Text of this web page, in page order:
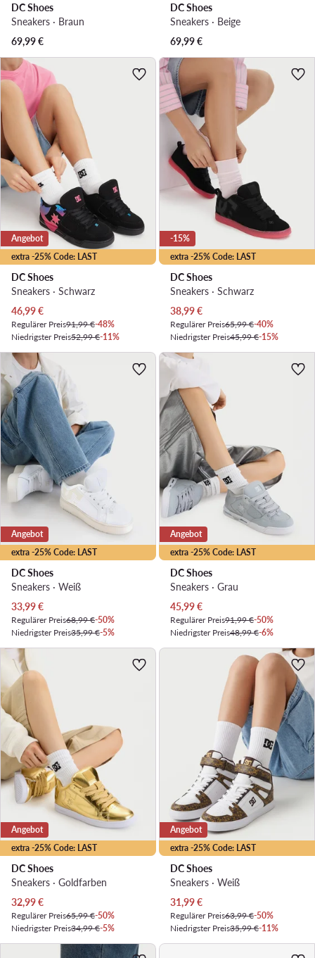
DC Shoes
Sneakers · Braun
69,99€
DC Shoes
Sneakers · Beige
69,99€
extra -25% Code: LAST
Angebot
DC Shoes
Sneakers · Schwarz
Aktueller Preis
46,99€
Regulärer Preis91,99 €-48%
Niedrigster Preis52,99 €-11%
extra -25% Code: LAST
-15%
DC Shoes
Sneakers · Schwarz
Aktueller Preis
38,99€
Regulärer Preis65,99 €-40%
Niedrigster Preis45,99 €-15%
extra -25% Code: LAST
Angebot
DC Shoes
Sneakers · Weiß
Aktueller Preis
33,99€
Regulärer Preis68,99 €-50%
Niedrigster Preis35,99 €-5%
extra -25% Code: LAST
Angebot
DC Shoes
Sneakers · Grau
Aktueller Preis
45,99€
Regulärer Preis91,99 €-50%
Niedrigster Preis48,99 €-6%
extra -25% Code: LAST
Angebot
DC Shoes
Sneakers · Goldfarben
Aktueller Preis
32,99€
Regulärer Preis65,99 €-50%
Niedrigster Preis34,99 €-5%
extra -25% Code: LAST
Angebot
DC Shoes
Sneakers · Weiß
Aktueller Preis
31,99€
Regulärer Preis63,99 €-50%
Niedrigster Preis35,99 €-11%